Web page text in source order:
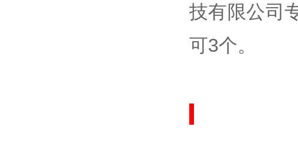
技有限公司
可3个。